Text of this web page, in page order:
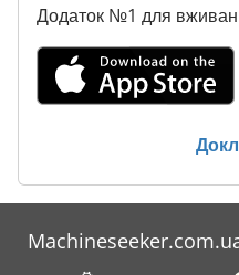
Додаток №1 для